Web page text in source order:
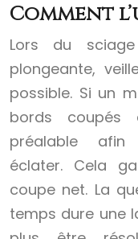
Comment
Lors du
plongeante,
possible. Si un
bords coupés
préalable
éclater. Cela
coupe net. La
temps dure une